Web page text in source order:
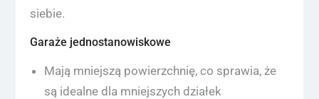
siebie.
Garaże jednostanowiskowe
Mają mniejszą powierzchnię, co sprawia, że
są idealne dla mniejszych działek